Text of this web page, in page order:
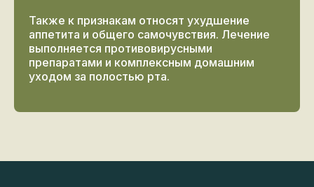
Также к признакам относят ухудшение
аппетита и общего самочувствия. Лечение
выполняется противовирусными
препаратами и комплексным домашним
уходом за полостью рта.